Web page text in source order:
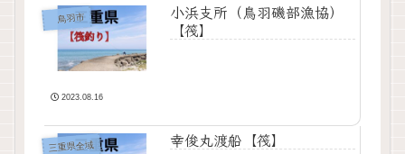
鳥羽市
小浜支所（鳥羽磯部漁協）
【筏】
2023.08.16
三重県全域 幸俊丸渡船【筏】